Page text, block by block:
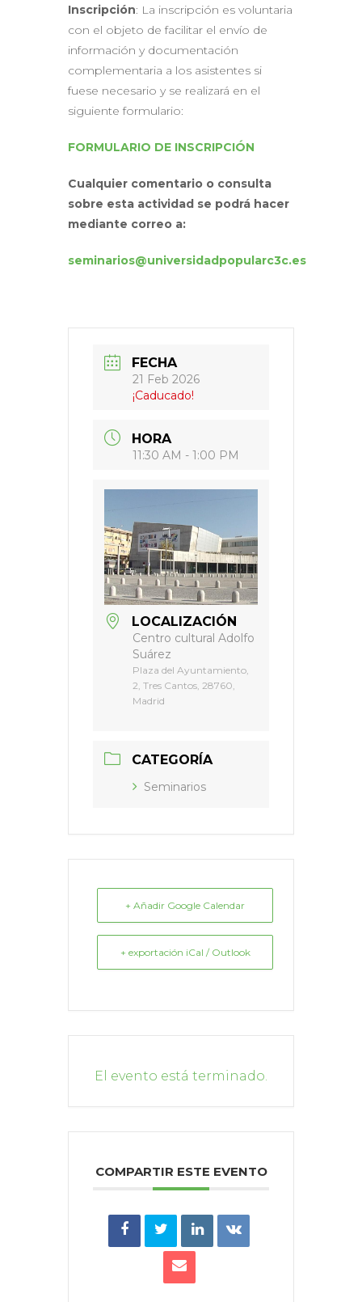
Inscripción: La inscripción es voluntaria
con el objeto de facilitar el envío de
información y documentación
complementaria a los asistentes si
fuese necesario y se realizará en el
siguiente formulario:
FORMULARIO DE INSCRIPCIÓN
Cualquier comentario o consulta
sobre esta actividad se podrá hacer
mediante correo a:
seminarios@universidadpopularc3c.es
FECHA
21 Feb 2026
¡Caducado!
HORA
11:30 AM - 1:00 PM
LOCALIZACIÓN
Centro cultural Adolfo
Suárez
Plaza del Ayuntamiento,
2, Tres Cantos, 28760,
Madrid
CATEGORÍA
Seminarios
+ Añadir Google Calendar
+ exportación iCal / Outlook
El evento está terminado.
COMPARTIR ESTE EVENTO